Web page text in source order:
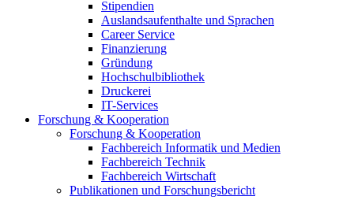
Stipendien
Auslandsaufenthalte und Sprachen
Career Service
Finanzierung
Gründung
Hochschulbibliothek
Druckerei
IT-Services
Forschung & Kooperation
Forschung & Kooperation
Fachbereich Informatik und Medien
Fachbereich Technik
Fachbereich Wirtschaft
Publikationen und Forschungsbericht